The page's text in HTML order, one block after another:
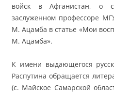
войск в Афганистан, о
заслуженном профессоре
М. Ацамба в статье «Мои
М. Ацамба».
К имени выдающегося
Распутина обращается
(с. Майское Самарской